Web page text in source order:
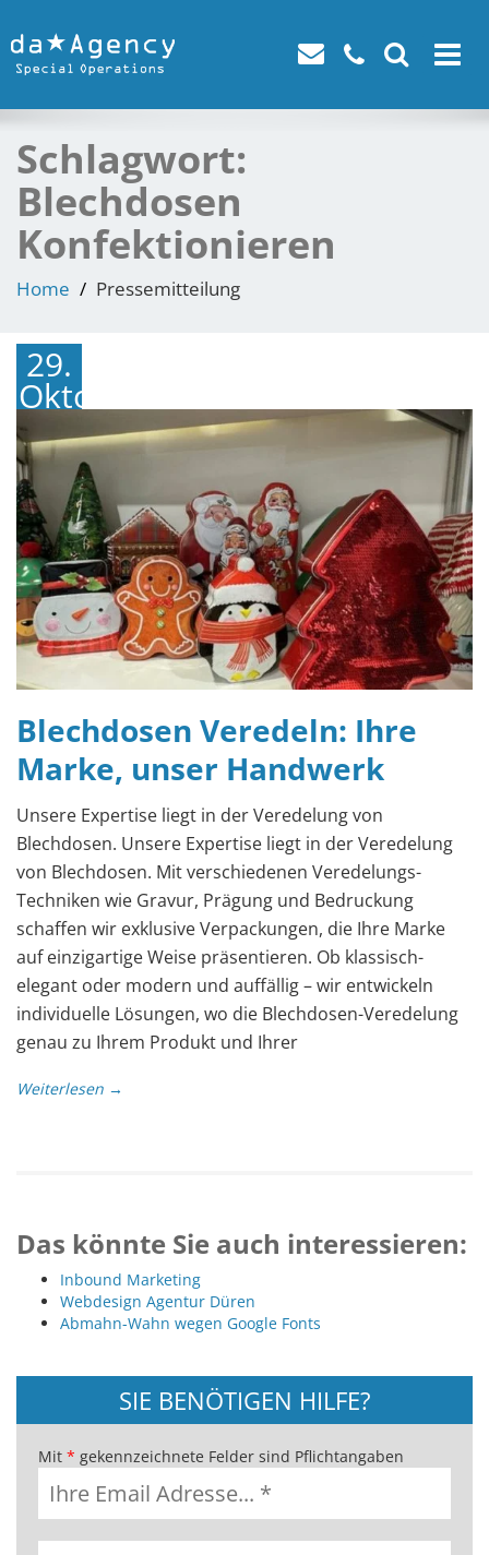
Toggle
Schlagwort:
Blechdosen
Konfektionieren
Home Pressemitteilung
29.
Oktober
2024
Blechdosen Veredeln: Ihre
Marke, unser Handwerk
Unsere Expertise liegt in der Veredelung von
Blechdosen. Unsere Expertise liegt in der Veredelung
von Blechdosen. Mit verschiedenen Veredelungs-
Techniken wie Gravur, Prägung und Bedruckung
schaffen wir exklusive Verpackungen, die Ihre Marke
auf einzigartige Weise präsentieren. Ob klassisch-
elegant oder modern und auffällig – wir entwickeln
individuelle Lösungen, wo die Blechdosen-Veredelung
genau zu Ihrem Produkt und Ihrer
Weiterlesen →
Das könnte Sie auch interessieren:
Inbound Marketing
Webdesign Agentur Düren
Abmahn-Wahn wegen Google Fonts
SIE BENÖTIGEN HILFE?
Mit * gekennzeichnete Felder sind Pflichtangaben